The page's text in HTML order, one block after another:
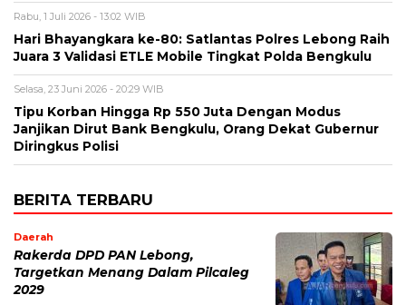
Rabu, 1 Juli 2026 - 13:02 WIB
Hari Bhayangkara ke-80: Satlantas Polres Lebong Raih
Juara 3 Validasi ETLE Mobile Tingkat Polda Bengkulu
Selasa, 23 Juni 2026 - 20:29 WIB
Tipu Korban Hingga Rp 550 Juta Dengan Modus
Janjikan Dirut Bank Bengkulu, Orang Dekat Gubernur
Diringkus Polisi
BERITA TERBARU
Daerah
Rakerda DPD PAN Lebong,
Targetkan Menang Dalam Pilcaleg
2029